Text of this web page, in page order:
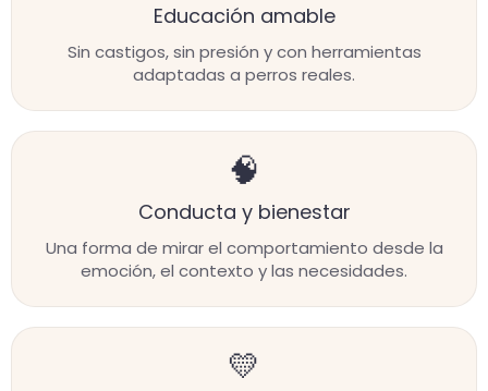
Educación amable
Sin castigos, sin presión y con herramientas
adaptadas a perros reales.
🧠
Conducta y bienestar
Una forma de mirar el comportamiento desde la
emoción, el contexto y las necesidades.
💛